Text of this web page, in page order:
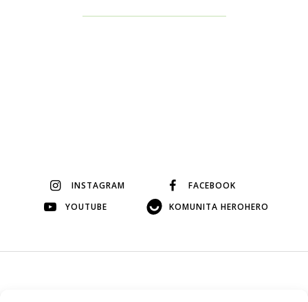
INSTAGRAM
FACEBOOK
YOUTUBE
KOMUNITA HEROHERO